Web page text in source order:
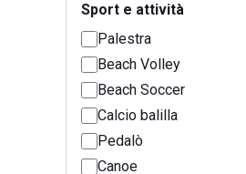
Sport e attività
Palestra
Beach Volley
Beach Soccer
Calcio balilla
Pedalò
Canoe